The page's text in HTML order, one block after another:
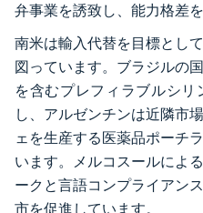
弁事業を誘致し、能力格差
南米は輸入代替を目標とし
図っています。ブラジルの
を含むプレフィラブルシ
し、アルゼンチンは近隣市
ェを生産する医薬品ポーチ
います。メルコスールによ
ークと言語コンプライアン
市を促進しています。